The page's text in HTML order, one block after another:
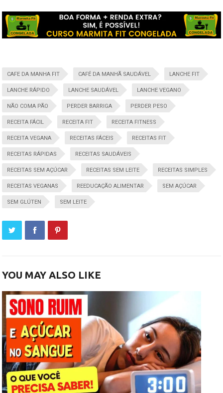
CAFE DA MANHA FIT CAFÉ DA MANHÃ SAUDÁVEL LANCHE FIT
LANCHE RÁPIDO LANCHE SAUDÁVEL LANCHE VEGANO
NÃO COMA PÃO PERDER BARRIGA PERDER PESO
RECEITA FÁCIL RECEITA FIT RECEITA FITNESS
RECEITA VEGANA RECEITAS FÁCEIS RECEITAS FIT
RECEITAS RÁPIDAS RECEITAS SAUDÁVEIS
RECEITAS SEM AÇÚCAR RECEITAS SEM LEITE RECEITAS SIMPLES
RECEITAS VEGANAS REEDUCAÇÃO ALIMENTAR SEM AÇÚCAR
SEM GLÚTEN SEM LEITE
YOU MAY ALSO LIKE